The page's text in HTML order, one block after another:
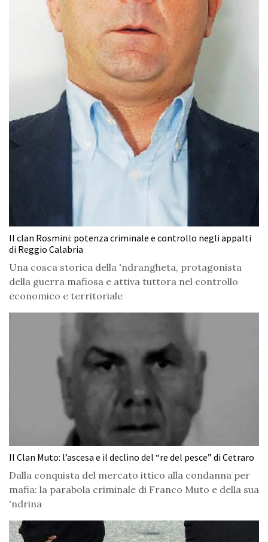
Il clan Rosmini: potenza criminale e controllo negli appalti
di Reggio Calabria
Una cosca storica della 'ndrangheta, protagonista
della guerra mafiosa e attiva tuttora nel controllo
economico e territoriale
Il Clan Muto: l’ascesa e il declino del “re del pesce” di Cetraro
Dalla conquista del mercato ittico alla condanna per
mafia: la parabola criminale di Franco Muto e della sua
'ndrina